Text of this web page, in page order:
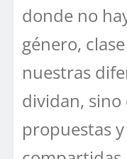
donde no
género,
nuestras
dividan,
propuestas